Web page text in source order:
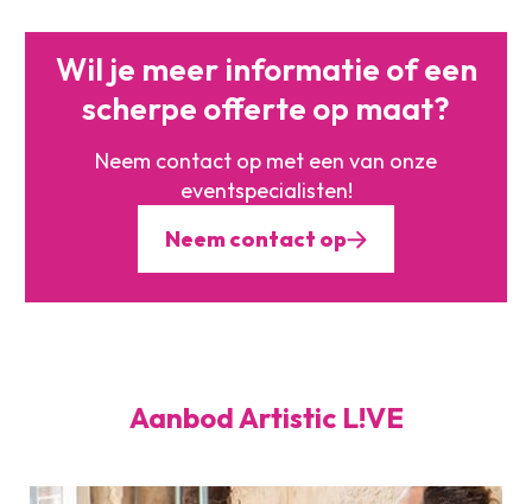
Wil je meer informatie ofeen
scherpe offerte op maat?
Neem contact op met een van onze
eventspecialisten!
Neem contact op
Aanbod Artistic L!VE